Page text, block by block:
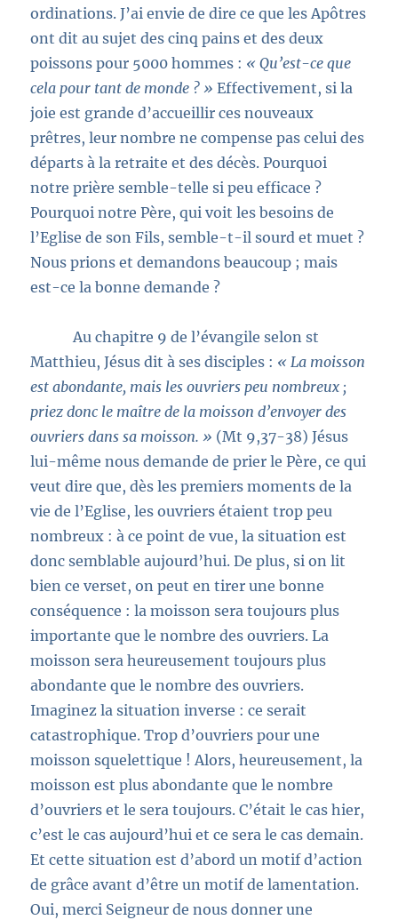
ordinations. J’ai envie de dire ce que les Apôtres
ont dit au sujet des cinq pains et des deux
poissons pour 5000 hommes : « Qu’est-ce que
cela pour tant de monde ? » Effectivement, si la
joie est grande d’accueillir ces nouveaux
prêtres, leur nombre ne compense pas celui des
départs à la retraite et des décès. Pourquoi
notre prière semble-telle si peu efficace ?
Pourquoi notre Père, qui voit les besoins de
l’Eglise de son Fils, semble-t-il sourd et muet ?
Nous prions et demandons beaucoup ; mais
est-ce la bonne demande ?
Au chapitre 9 de l’évangile selon st
Matthieu, Jésus dit à ses disciples : « La moisson
est abondante, mais les ouvriers peu nombreux ;
priez donc le maître de la moisson d’envoyer des
ouvriers dans sa moisson. » (Mt 9,37-38) Jésus
lui-même nous demande de prier le Père, ce qui
veut dire que, dès les premiers moments de la
vie de l’Eglise, les ouvriers étaient trop peu
nombreux : à ce point de vue, la situation est
donc semblable aujourd’hui. De plus, si on lit
bien ce verset, on peut en tirer une bonne
conséquence : la moisson sera toujours plus
importante que le nombre des ouvriers. La
moisson sera heureusement toujours plus
abondante que le nombre des ouvriers.
Imaginez la situation inverse : ce serait
catastrophique. Trop d’ouvriers pour une
moisson squelettique ! Alors, heureusement, la
moisson est plus abondante que le nombre
d’ouvriers et le sera toujours. C’était le cas hier,
c’est le cas aujourd’hui et ce sera le cas demain.
Et cette situation est d’abord un motif d’action
de grâce avant d’être un motif de lamentation.
Oui, merci Seigneur de nous donner une